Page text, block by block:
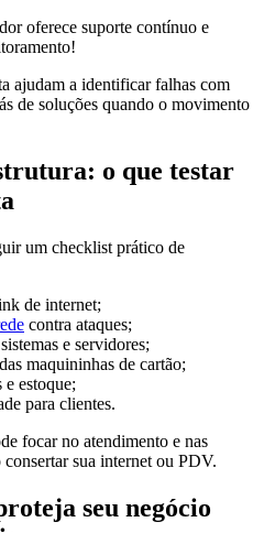
oferece suporte contínuo e
ajudam a identificar falhas com
de soluções quando o movimento
o que testar
um checklist prático de
de internet;
contra ataques;
e servidores;
maquininhas de cartão;
estoque;
para clientes.
focar no atendimento e nas
sua internet ou PDV.
seu negócio